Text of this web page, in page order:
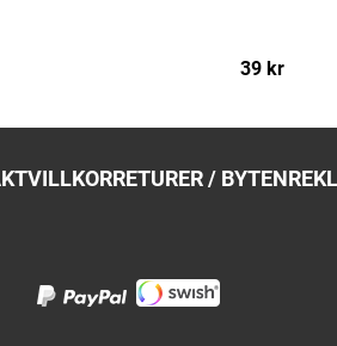
39 kr
RETURER / BYTEN